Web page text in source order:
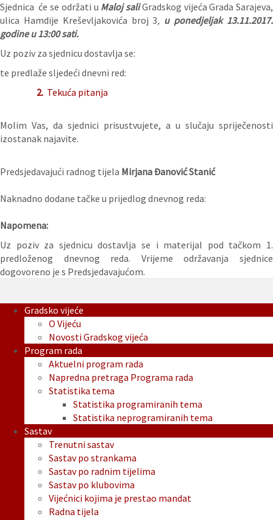
Sjednica će se održati u Maloj saliGradskog vijeća Grada Sarajeva,
ulica Hamdije Kreševljakovića broj 3, u ponedjeljak 13.11.2017.
godine u 13:00 sati.
Uz poziv za sjednicu dostavlja se:
te predlaže sljedeći dnevni red:
2. Tekuća pitanja
Molim Vas, da sjednici prisustvujete, a u slučaju spriječenosti
izostanak najavite.
Predsjedavajući radnog tijela Mirjana Đanović Stanić
Naknadno dodane tačke u prijedlog dnevnog reda:
Napomena:
Uz poziv za sjednicu dostavlja se i materijal pod tačkom 1.
predloženog dnevnog reda. Vrijeme održavanja sjednice
dogovoreno je s Predsjedavajućom.
Gradsko vijeće
O Vijeću
Novosti Gradskog vijeća
Program rada
Aktuelni program rada
Napredna pretraga Programa rada
Statistika tema
Statistika programiranih tema
Statistika neprogramiranih tema
Sastav
Trenutni sastav
Sastav po strankama
Sastav po radnim tijelima
Sastav po klubovima
Vijećnici kojima je prestao mandat
Radna tijela